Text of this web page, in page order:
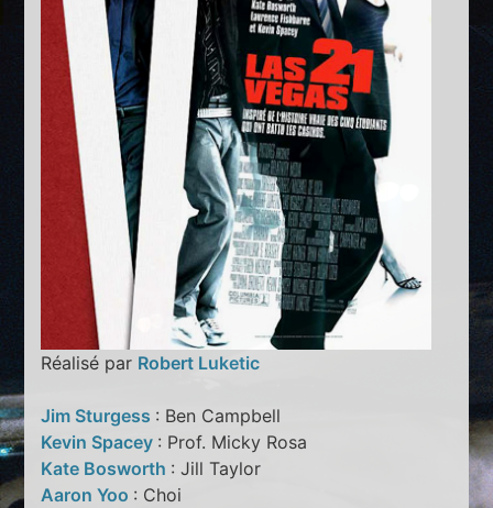
Réalisé par Robert Luketic
Jim Sturgess : Ben Campbell
Kevin Spacey : Prof. Micky Rosa
Kate Bosworth : Jill Taylor
Aaron Yoo : Choi